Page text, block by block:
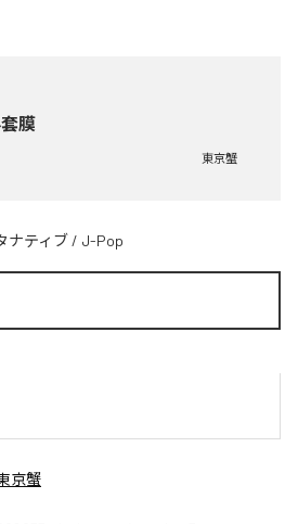
膜
東京蟹
ナティブ / J-Pop
京蟹